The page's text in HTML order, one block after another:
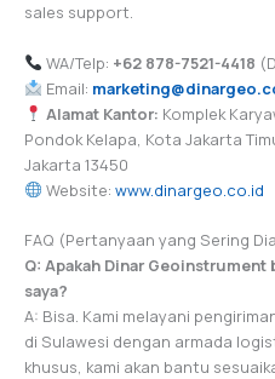
sales support.
WA/Telp: +62 878-7521-4418
Email:
Alamat Kantor: Komplek
Pondok Kelapa, Kota Jakarta
Jakarta 13450
Website: www.dinargeo.co.id
FAQ (Pertanyaan yang Sering
Q: Apakah Dinar
saya?
A: Bisa. Kami melayani
di Sulawesi dengan armada
khusus, kami akan bantu